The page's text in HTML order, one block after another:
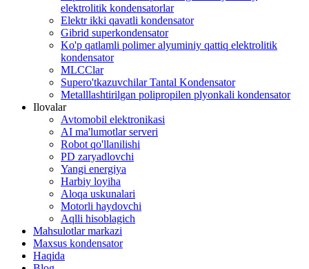
elektrolitik kondensatorlar
Elektr ikki qavatli kondensator
Gibrid superkondensator
Ko'p qatlamli polimer alyuminiy qattiq elektrolitik
kondensator
MLCClar
Supero'tkazuvchilar Tantal Kondensator
Metalllashtirilgan polipropilen plyonkali kondensator
Ilovalar
Avtomobil elektronikasi
AI ma'lumotlar serveri
Robot qo'llanilishi
PD zaryadlovchi
Yangi energiya
Harbiy loyiha
Aloqa uskunalari
Motorli haydovchi
Aqlli hisoblagich
Mahsulotlar markazi
Maxsus kondensator
Haqida